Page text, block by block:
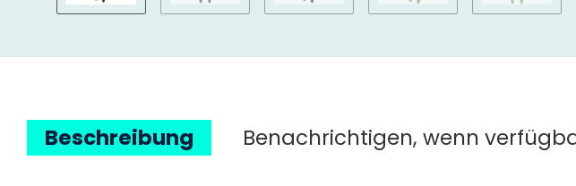
Beschreibung Benachrichtigen, wenn